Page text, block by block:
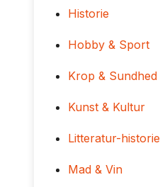
Historie
Hobby & Sport
Krop & Sundhed
Kunst & Kultur
Litteratur-historie
Mad & Vin